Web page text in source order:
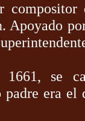
Apoyado
se
era